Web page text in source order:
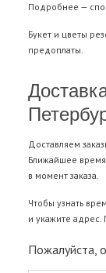
Подробнее —
Букет и цветы
предоплаты.
Доставляем
Ближайшее время
в момент заказа.
Чтобы узнать
и укажите
Пожалуйста,